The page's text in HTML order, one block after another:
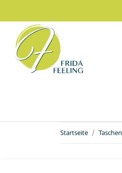
Startseite Taschen